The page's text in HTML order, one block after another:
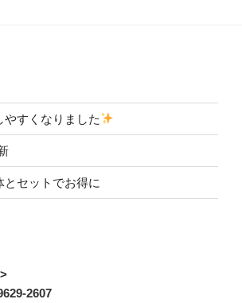
やすくなりました
とセットでお得に
2607